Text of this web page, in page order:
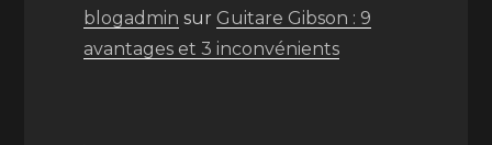
blogadmin sur Guitare Gibson : 9
avantages et 3 inconvénients